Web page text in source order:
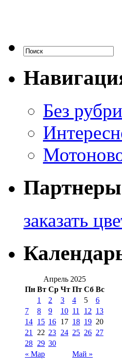
Без
Партнеры
заказать
Апрель 2025
Пн Вт Ср Чт Пт Сб Вс
« Мар Май »
1 2 3 4 5
6
7
8 9 10 11 12 13
14 15 16 17 18 19 20
21
22 23 24 25 26 27
28 29 30